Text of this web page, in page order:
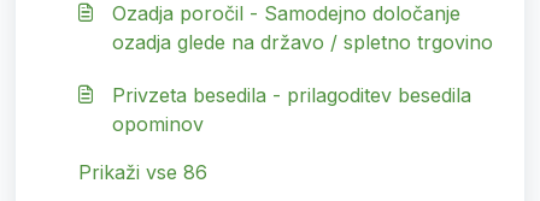
Ozadja poročil - Samodejno določanje
ozadja glede na državo / spletno trgovino
Privzeta besedila - prilagoditev besedila
opominov
Prikaži vse 86